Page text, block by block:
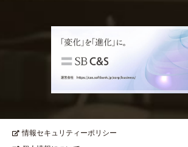
情報セキュリティーポリシー